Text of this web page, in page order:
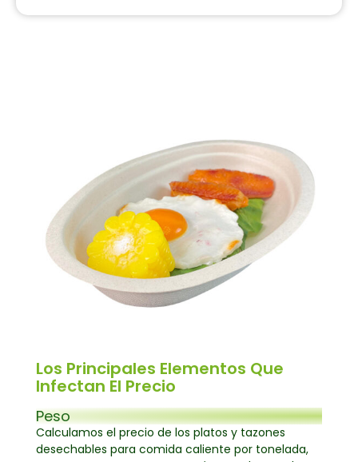
Los Principales Elementos Que
Infectan El Precio
Peso
Calculamos el precio de los platos y tazones
desechables para comida caliente por tonelada,